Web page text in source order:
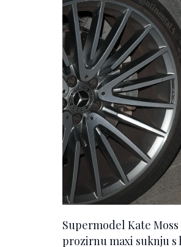
Supermodel Kate
prozirnu maxi suknju s